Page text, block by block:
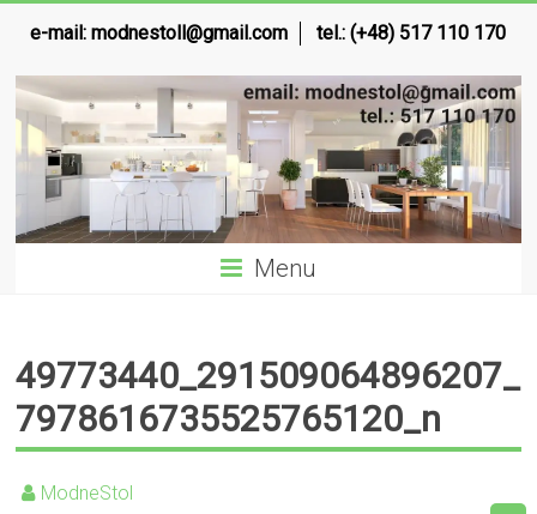
e-mail:modnestoll@gmail.com tel.: (+48) 517 110 170
Menu
49773440_291509064896207_
7978616735525765120_n
ModneStol